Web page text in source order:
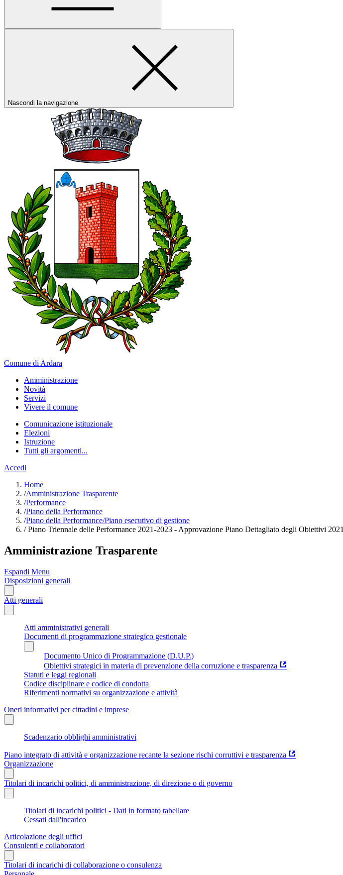
Nascondi la navigazione
Comune di Ardara
Amministrazione
Novità
Servizi
Vivere il comune
Comunicazione istituzionale
Elezioni
Istruzione
Tutti gli argomenti...
Accedi
Home
/Amministrazione Trasparente
/Performance
/Piano della Performance
/Piano della Performance/Piano esecutivo di gestione
/Piano Triennale delle Performance 2021-2023 - Approvazione Piano Dettagliato degli Obiettivi 2021
Amministrazione Trasparente
Espandi Menu
Disposizioni generali
Atti generali
Atti amministrativi generali
Documenti di programmazione strategico gestionale
Documento Unico di Programmazione (D.U.P.)
Obiettivi strategici in materia di prevenzione della corruzione e trasparenza
Statuti e leggi regionali
Codice disciplinare e codice di condotta
Riferimenti normativi su organizzazione e attività
Oneri informativi per cittadini e imprese
Scadenzario obblighi amministrativi
Piano integrato di attività e organizzazione recante la sezione rischi corruttivi e trasparenza
Organizzazione
Titolari di incarichi politici, di amministrazione, di direzione o di governo
Titolari di incarichi politici - Dati in formato tabellare
Cessati dall'incarico
Articolazione degli uffici
Consulenti e collaboratori
Titolari di incarichi di collaborazione o consulenza